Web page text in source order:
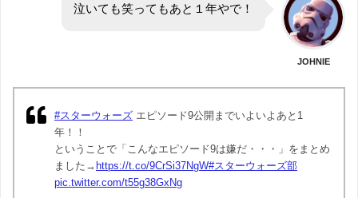
泣いても笑ってもあと１年やで！
JOHNIE
#スターウォーズ エピソード9公開までいよいよあと1
年！！
ということで「こんなエピソード9は嫌だ・・・」をまとめ
ました→ https://t.co/9CrSi37NgW#スターウォーズ部
pic.twitter.com/t55g38GxNg